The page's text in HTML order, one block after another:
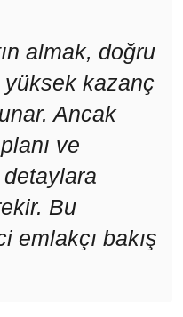
almak, doğru
yüksek kazanç
Ancak
ve
Bu
emlakçı bakış